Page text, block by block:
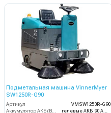
Подметальная машина VinnerMyer
SW1250R-G90
Артикул
VMSW1250R-G90